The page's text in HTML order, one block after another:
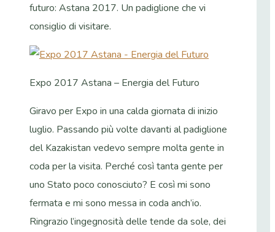
futuro: Astana 2017. Un padiglione che vi
consiglio di visitare.
Expo 2017 Astana – Energia del Futuro
Giravo per Expo in una calda giornata di inizio
luglio. Passando più volte davanti al padiglione
del Kazakistan vedevo sempre molta gente in
coda per la visita. Perché così tanta gente per
uno Stato poco conosciuto? E così mi sono
fermata e mi sono messa in coda anch’io.
Ringrazio l’ingegnosità delle tende da sole, dei